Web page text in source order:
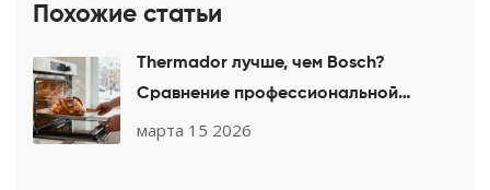
Похожие статьи
Thermador лучше, чем Bosch?
Сравнение профессиональной
кухонной техники для выпечки
марта 15 2026